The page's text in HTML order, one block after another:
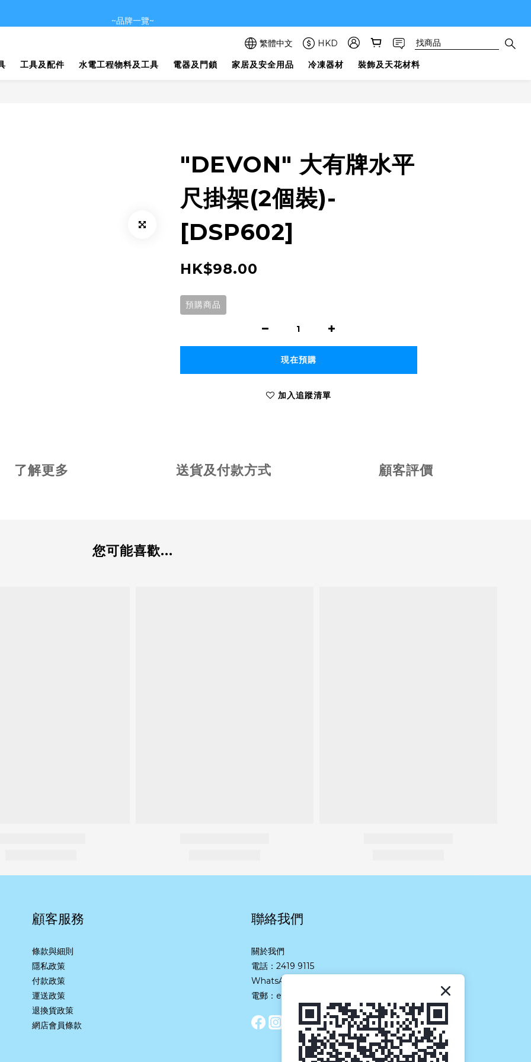
繁體中文 HKD
工具及配件 水電工程物料及工具 電器及門鎖 家居及安全用品 冷凍器材 裝飾及天花材料
"DEVON" 大有牌水平
尺掛架(2個裝)-
[DSP602]
HK$98.00
預購商品
現在預購
加入追蹤清單
了解更多 送貨及付款方式 顧客評價
您可能喜歡...
顧客服務
條款與細則
隱私政策
付款政策
運送政策
退換貨政策
網店會員條款
聯絡我們
關於我們
電話：2419 9115
WhatsApp：
電郵：eshop@suneastgroup.com